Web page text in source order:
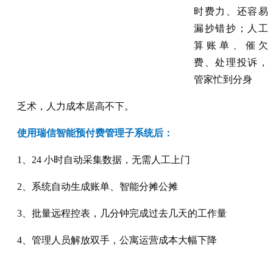
时费力、还容易
漏抄错抄；人工
算账单、催欠
费、处理投诉，
管家忙到分身
乏术，人力成本居高不下。
使用瑞信智能预付费管理子系统后：
1、24 小时自动采集数据，无需人工上门
2、系统自动生成账单、智能分摊公摊
3、批量远程控表，几分钟完成过去几天的工作量
4、管理人员解放双手，公寓运营成本大幅下降